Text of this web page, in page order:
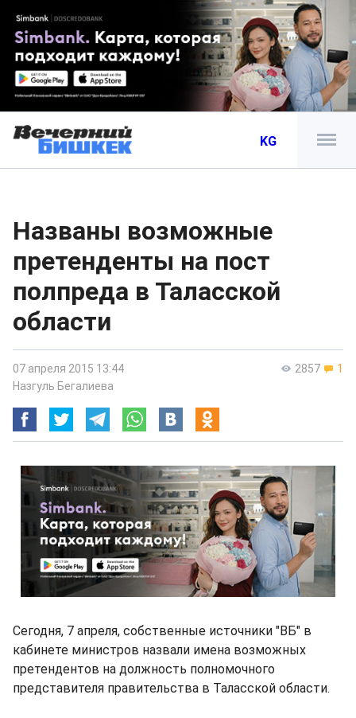
KG
Названы возможные
претенденты на пост
полпреда в Таласской
области
2857 1
07 апреля 2015 13:44
Назгуль Бегалиева
Сегодня, 7 апреля, собственные источники "ВБ" в
кабинете министров назвали имена возможных
претендентов на должность полномочного
представителя правительства в Таласской области.